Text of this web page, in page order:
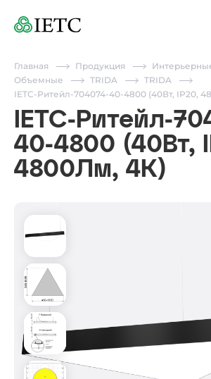
Главная Продукция
Объемные
TRIDA
TRIDA
IETC-Ритейл-704074-40-4800 (40Вт, IP20,
IETC-Ритейл-
40-4800 (40Вт,
4800Лм, 4К)